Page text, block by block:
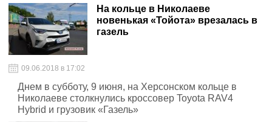
На кольце в Николаеве
новенькая «Тойота» врезалась в
газель
09.06.2018 в 17:02
Днем в субботу, 9 июня, на Херсонском кольце в
Николаеве столкнулись кроссовер Toyota RAV4
Hybrid и грузовик «Газель»